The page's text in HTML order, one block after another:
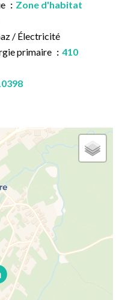
Zone d'habitat
/ Électricité
primaire
410